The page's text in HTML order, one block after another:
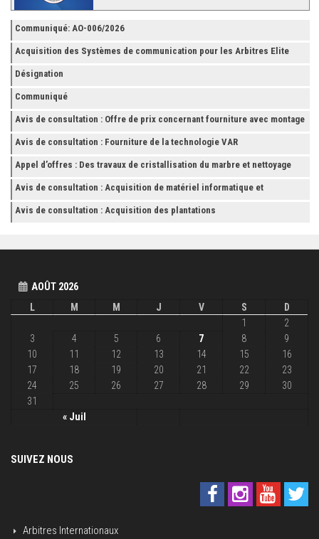
Communiqué: AO-006/2026
Acquisition des Systèmes de communication pour les Arbitres Elite
Désignation
Communiqué
Avis de consultation : Offre de prix concernant fourniture avec montage
et finition de RAYONNAGES pour la Fédération Tunisienne de Football
Avis de consultation : Fourniture de la technologie VAR
Appel d’offres : Des travaux de cristallisation du marbre et nettoyage
des grès
Avis de consultation : Acquisition de matériel informatique et
Accessoires
Avis de consultation : Acquisition des plantations
AOÛT 2026
L
M M J V S D
« Juil
1
2
3
4 5 6 7 8
9
10
11 12 13 14 15
16
17
18 19 20 21 22
23
24
25 26 27 28 29
30
31
SUIVEZ NOUS
Arbitres Internationaux